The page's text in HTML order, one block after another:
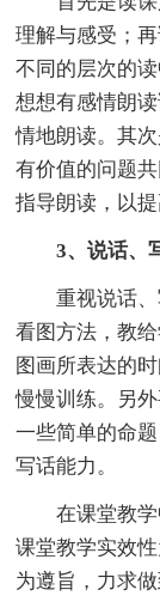
理解与感受；
不同的层次的
想想有感情朗
情地朗读。其
有价值的问题
指导朗读，以提
3、说话、
重视说话、
看图方法，教
图画所表达的
慢慢训练。另
一些简单的命
写话能力。
在课堂教学
课堂教学实效
为遵旨，力求做